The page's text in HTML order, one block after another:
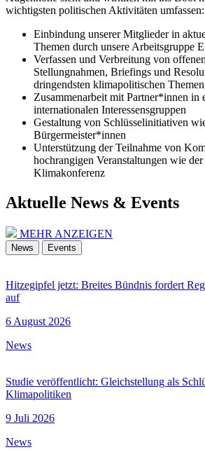
wichtigsten politischen Aktivitäten umfassen:
Einbindung unserer Mitglieder in
Themen durch unsere Arbeitsgruppe
Verfassen und Verbreitung von
Stellungnahmen, Briefings und
dringendsten klimapolitischen Themen
Zusammenarbeit mit Partner*innen in
internationalen Interessensgruppen
Gestaltung von Schlüsselinitiativen
Bürgermeister*innen
Unterstützung der Teilnahme von
hochrangigen Veranstaltungen wie
Klimakonferenz
Aktuelle News & Events
MEHR ANZEIGEN
News Events
Hitzegipfel jetzt: Breites Bündnis fordert
auf
6 August 2026
News
Studie veröffentlicht: Gleichstellung als
Klimapolitiken
9 Juli 2026
News